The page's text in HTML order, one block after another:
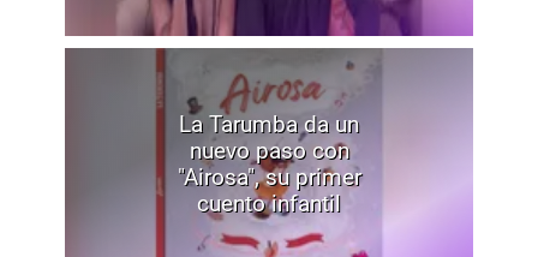
La Tarumba da un
nuevo paso con
"Airosa", su primer
cuento infantil